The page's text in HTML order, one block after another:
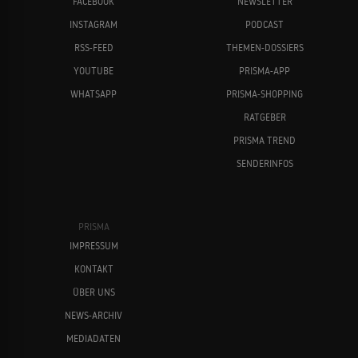
INSTAGRAM
RSS-FEED
YOUTUBE
WHATSAPP
PODCAST
THEMEN-DOSSIERS
PRISMA-APP
PRISMA-SHOPPING
RATGEBER
PRISMA TREND
SENDERINFOS
PRISMA
IMPRESSUM
KONTAKT
ÜBER UNS
NEWS-ARCHIV
MEDIADATEN